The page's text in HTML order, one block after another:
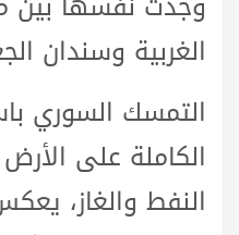
الغربية وسندان
التمسك السوري
الكاملة على
النفط والغاز،